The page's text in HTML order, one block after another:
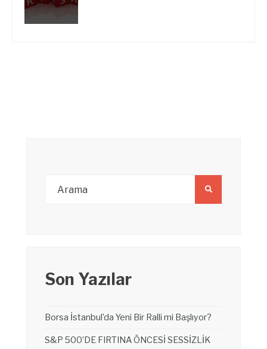
Son Yazılar
Borsa İstanbul’da Yeni Bir Ralli mi Başlıyor?
S&P 500’DE FIRTINA ÖNCESİ SESSİZLİK